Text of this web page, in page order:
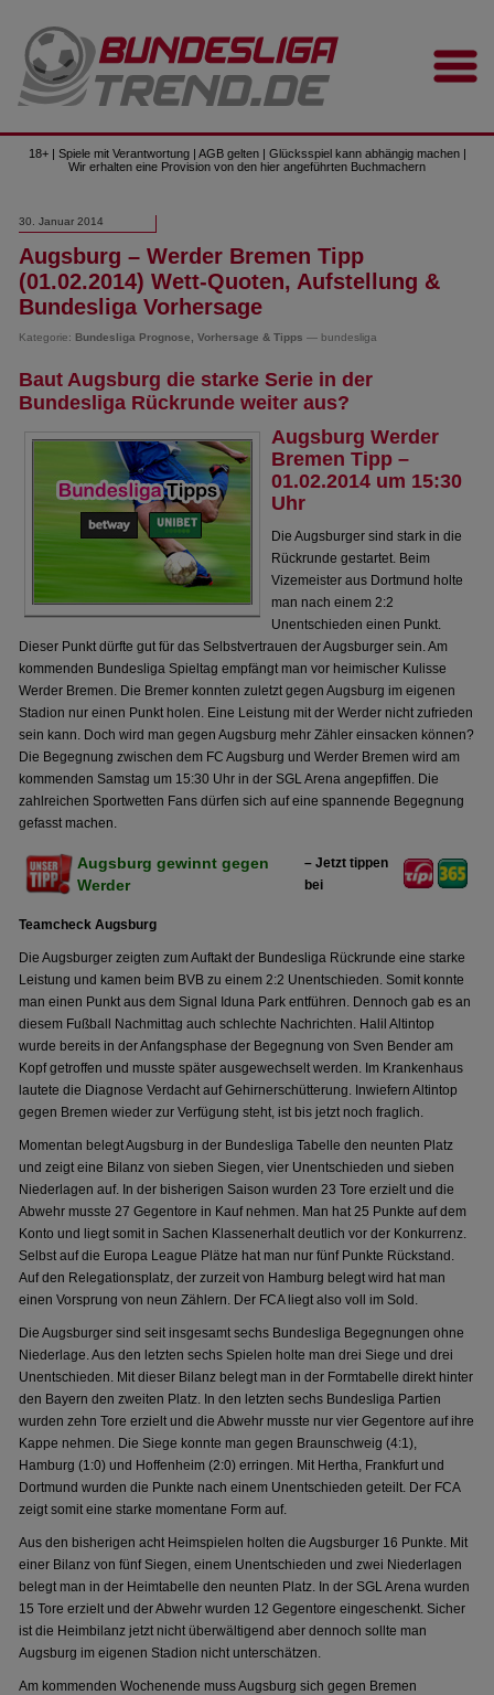
18+ | Spiele mit Verantwortung | AGB gelten | Glücksspiel kann abhängig machen |
Wir erhalten eine Provision von den hier angeführten Buchmachern
30. Januar 2014
Augsburg – Werder Bremen Tipp
(01.02.2014) Wett-Quoten, Aufstellung &
Bundesliga Vorhersage
Kategorie: Bundesliga Prognose, Vorhersage & Tipps — bundesliga
Baut Augsburg die starke Serie in der
Bundesliga Rückrunde weiter aus?
Augsburg Werder
Bremen Tipp –
01.02.2014 um 15:30
Uhr
Die Augsburger sind stark in die
Rückrunde gestartet. Beim
Vizemeister aus Dortmund holte
man nach einem 2:2
Unentschieden einen Punkt.
Dieser Punkt dürfte gut für das Selbstvertrauen der Augsburger sein. Am
kommenden Bundesliga Spieltag empfängt man vor heimischer Kulisse
Werder Bremen. Die Bremer konnten zuletzt gegen Augsburg im eigenen
Stadion nur einen Punkt holen. Eine Leistung mit der Werder nicht zufrieden
sein kann. Doch wird man gegen Augsburg mehr Zähler einsacken können?
Die Begegnung zwischen dem FC Augsburg und Werder Bremen wird am
kommenden Samstag um 15:30 Uhr in der SGL Arena angepfiffen. Die
zahlreichen Sportwetten Fans dürfen sich auf eine spannende Begegnung
gefasst machen.
Augsburg gewinnt gegen
Werder
– Jetzt tippen
bei
Teamcheck Augsburg
Die Augsburger zeigten zum Auftakt der Bundesliga Rückrunde eine starke
Leistung und kamen beim BVB zu einem 2:2 Unentschieden. Somit konnte
man einen Punkt aus dem Signal Iduna Park entführen. Dennoch gab es an
diesem Fußball Nachmittag auch schlechte Nachrichten. Halil Altintop
wurde bereits in der Anfangsphase der Begegnung von Sven Bender am
Kopf getroffen und musste später ausgewechselt werden. Im Krankenhaus
lautete die Diagnose Verdacht auf Gehirnerschütterung. Inwiefern Altintop
gegen Bremen wieder zur Verfügung steht, ist bis jetzt noch fraglich.
Momentan belegt Augsburg in der Bundesliga Tabelle den neunten Platz
und zeigt eine Bilanz von sieben Siegen, vier Unentschieden und sieben
Niederlagen auf. In der bisherigen Saison wurden 23 Tore erzielt und die
Abwehr musste 27 Gegentore in Kauf nehmen. Man hat 25 Punkte auf dem
Konto und liegt somit in Sachen Klassenerhalt deutlich vor der Konkurrenz.
Selbst auf die Europa League Plätze hat man nur fünf Punkte Rückstand.
Auf den Relegationsplatz, der zurzeit von Hamburg belegt wird hat man
einen Vorsprung von neun Zählern. Der FCA liegt also voll im Sold.
Die Augsburger sind seit insgesamt sechs Bundesliga Begegnungen ohne
Niederlage. Aus den letzten sechs Spielen holte man drei Siege und drei
Unentschieden. Mit dieser Bilanz belegt man in der Formtabelle direkt hinter
den Bayern den zweiten Platz. In den letzten sechs Bundesliga Partien
wurden zehn Tore erzielt und die Abwehr musste nur vier Gegentore auf ihre
Kappe nehmen. Die Siege konnte man gegen Braunschweig (4:1),
Hamburg (1:0) und Hoffenheim (2:0) erringen. Mit Hertha, Frankfurt und
Dortmund wurden die Punkte nach einem Unentschieden geteilt. Der FCA
zeigt somit eine starke momentane Form auf.
Aus den bisherigen acht Heimspielen holten die Augsburger 16 Punkte. Mit
einer Bilanz von fünf Siegen, einem Unentschieden und zwei Niederlagen
belegt man in der Heimtabelle den neunten Platz. In der SGL Arena wurden
15 Tore erzielt und der Abwehr wurden 12 Gegentore eingeschenkt. Sicher
ist die Heimbilanz jetzt nicht überwältigend aber dennoch sollte man
Augsburg im eigenen Stadion nicht unterschätzen.
Am kommenden Wochenende muss Augsburg sich gegen Bremen